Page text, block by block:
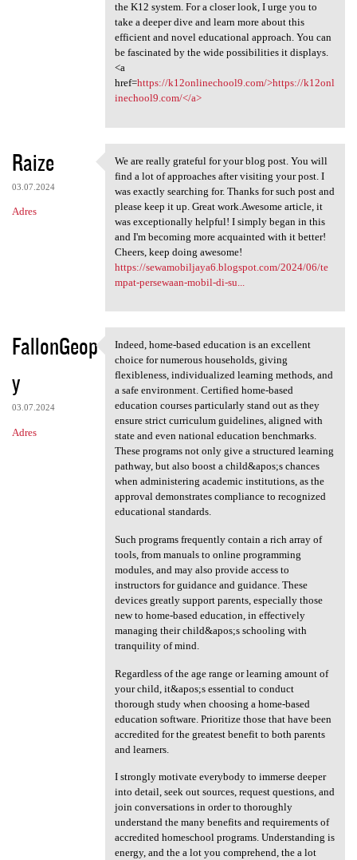
the K12 system. For a closer look, I urge you to
take a deeper dive and learn more about this
efficient and novel educational approach. You can
be fascinated by the wide possibilities it displays.
<a
href=https://k12onlinechool9.com/>https://k12onl
inechool9.com/</a>
Raize
03.07.2024
Adres
We are really grateful for
We are really grateful for your blog post. You will
find a lot of approaches after visiting your post. I
was exactly searching for. Thanks for such post and
please keep it up. Great work.Awesome article, it
was exceptionally helpful! I simply began in this
and I'm becoming more acquainted with it better!
Cheers, keep doing awesome!
https://sewamobiljaya6.blogspot.com/2024/06/te
mpat-persewaan-mobil-di-su...
FallonGeop
y
03.07.2024
Adres
Indeed, home-based education
Indeed, home-based education is an excellent
choice for numerous households, giving
flexibleness, individualized learning methods, and
a safe environment. Certified home-based
education courses particularly stand out as they
ensure strict curriculum guidelines, aligned with
state and even national education benchmarks.
These programs not only give a structured learning
pathway, but also boost a child&apos;s chances
when administering academic institutions, as the
approval demonstrates compliance to recognized
educational standards.
Such programs frequently contain a rich array of
tools, from manuals to online programming
modules, and may also provide access to
instructors for guidance and guidance. These
devices greatly support parents, especially those
new to home-based education, in effectively
managing their child&apos;s schooling with
tranquility of mind.
Regardless of the age range or learning amount of
your child, it&apos;s essential to conduct
thorough study when choosing a home-based
education software. Prioritize those that have been
accredited for the greatest benefit to both parents
and learners.
I strongly motivate everybody to immerse deeper
into detail, seek out sources, request questions, and
join conversations in order to thoroughly
understand the many benefits and requirements of
accredited homeschool programs. Understanding is
energy, and the a lot you comprehend, the a lot